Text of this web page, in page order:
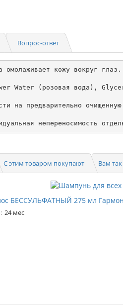
Вопрос-ответ
омолаживает кожу вокруг
Water (розовая вода),
на предварительно
непереносимость
С этим товаром покупают Вам
БЕССУЛЬФАТНЫЙ 275 мл
24 мес